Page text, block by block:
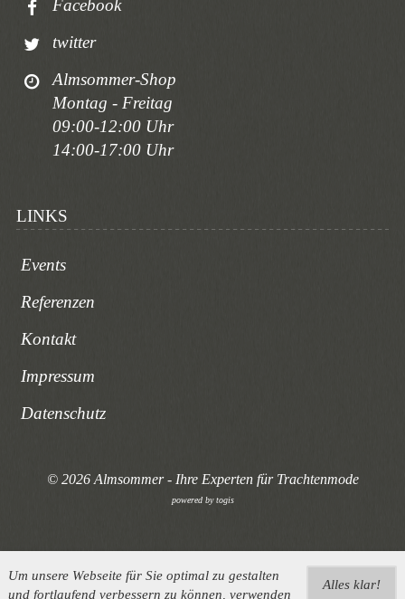
Facebook
twitter
Almsommer-Shop
Montag - Freitag
09:00-12:00 Uhr
14:00-17:00 Uhr
LINKS
Events
Referenzen
Kontakt
Impressum
Datenschutz
© 2026 Almsommer - Ihre Experten für Trachtenmode
powered bytogis
Alles klar!
Um unsere Webseite für Sie optimal zu gestalten
und fortlaufend verbessern zu können, verwenden